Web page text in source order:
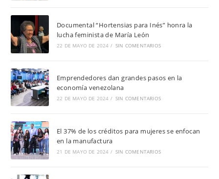
Documental “Hortensias para Inés” honra la
lucha feminista de María León
22 DE MAYO DE 2024 / SIN COMENTARIOS
Emprendedores dan grandes pasos en la
economía venezolana
22 DE MAYO DE 2024 / SIN COMENTARIOS
El 37% de los créditos para mujeres se enfocan
en la manufactura
21 DE MAYO DE 2024 / SIN COMENTARIOS